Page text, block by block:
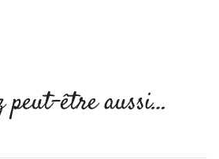
peut-être aussi…